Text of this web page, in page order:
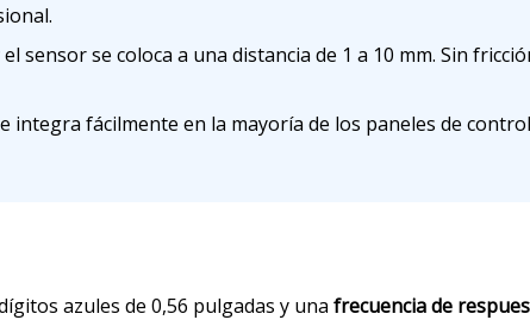
sensor se coloca a una distancia de 1 a 10 mm. Sin
integra fácilmente en la mayoría de los paneles de
azules de 0,56 pulgadas y una frecuencia de